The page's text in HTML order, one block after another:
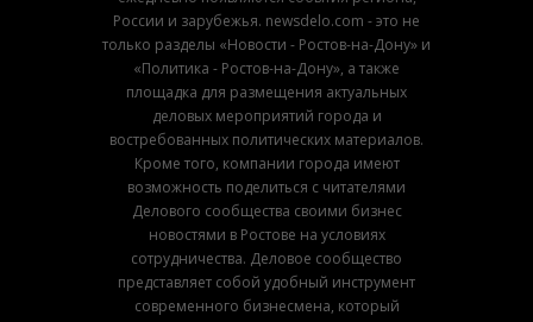
России и зарубежья. newsdelo.com - это не
только разделы «Новости - Ростов-на-Дону» и
«Политика - Ростов-на-Дону», а также
площадка для размещения актуальных
деловых мероприятий города и
востребованных политических материалов.
Кроме того, компании города имеют
возможность поделиться с читателями
Делового сообщества своими бизнес
новостями в Ростове на условиях
сотрудничества. Деловое сообщество
представляет собой удобный инструмент
современного бизнесмена, который